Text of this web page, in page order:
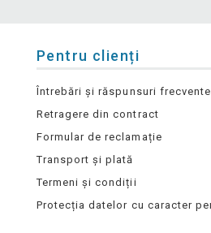
Pentru clienți
Întrebări și răspunsuri frecvente
Retragere din contract
Formular de reclamație
Transport și plată
Termeni și condiții
Protecția datelor cu caracter